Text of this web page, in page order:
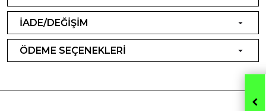
İADE/DEĞİŞİM
ÖDEME SEÇENEKLERİ